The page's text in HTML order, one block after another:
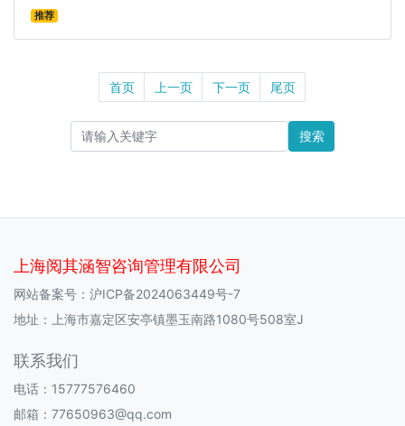
推荐
首页 上一页 下一页 尾页
搜索
上海阅其涵智咨询管理有限公司
网站备案号： 沪ICP备2024063449号-7
地址：上海市嘉定区安亭镇墨玉南路1080号508室J
联系我们
电话：15777576460
邮箱：77650963@qq.com